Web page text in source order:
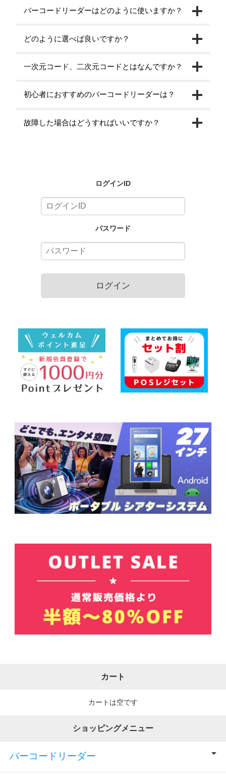
バーコードリーダーはどのように使いますか？
どのように選べば良いですか？
一次元コード、二次元コードとはなんですか？
初心者におすすめのバーコードリーダーは？
故障した場合はどうすればいいですか？
ログインID
パスワード
ログイン
カート
カートは空です
ショッピングメニュー
バーコードリーダー